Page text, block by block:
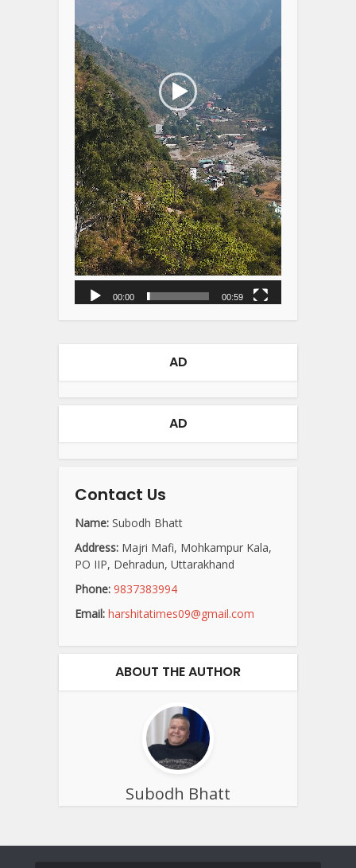
00:00 00:59
AD
AD
Contact Us
Name: Subodh Bhatt
Address: Majri Mafi, Mohkampur Kala,
PO IIP, Dehradun, Uttarakhand
Phone: 9837383994
Email: harshitatimes09@gmail.com
ABOUT THE AUTHOR
Subodh Bhatt